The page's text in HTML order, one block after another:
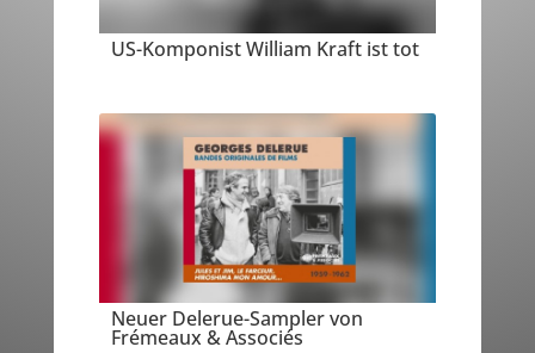
US-Komponist William Kraft ist tot
Neuer Delerue-Sampler von
Frémeaux & Associés